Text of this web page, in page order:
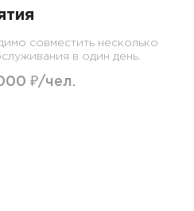
совместить несколько
в один день.
₽/чел.